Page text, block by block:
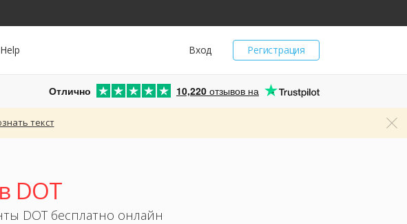
Регистрация
Вход
Help
Отлично 10,220 отзывов на
текст
DOT
DOT бесплатно онлайн